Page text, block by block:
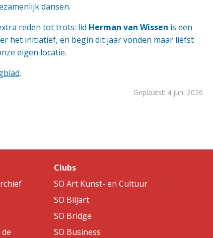
dansen.
reden tot trots: lid Herman van Wissen is een
het initiatief, en begin dit jaar vonden maar liefst
eigen locatie.
.
Geplaatst: 4 juni 2026
Clubs
SO Art Kunst- en Cultuur
SO Biljart
SO Bridge
SO Business